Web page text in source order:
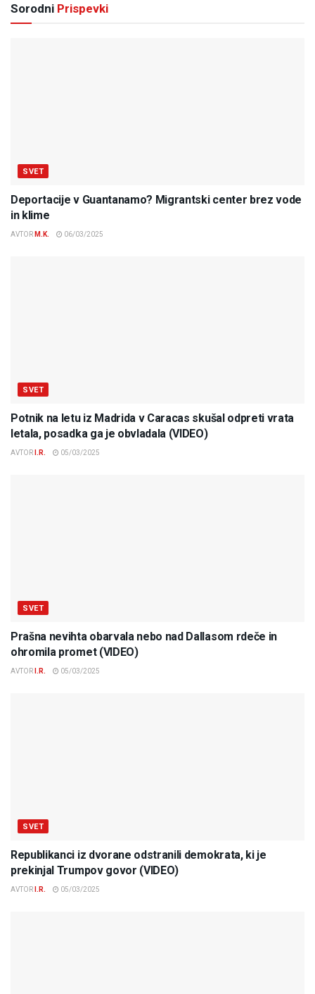
Sorodni Prispevki
SVET
Deportacije v Guantanamo? Migrantski center brez vode
in klime
AVTOR M.K. 06/03/2025
SVET
Potnik na letu iz Madrida v Caracas skušal odpreti vrata
letala, posadka ga je obvladala (VIDEO)
AVTOR I.R. 05/03/2025
SVET
Prašna nevihta obarvala nebo nad Dallasom rdeče in
ohromila promet (VIDEO)
AVTOR I.R. 05/03/2025
SVET
Republikanci iz dvorane odstranili demokrata, ki je
prekinjal Trumpov govor (VIDEO)
AVTOR I.R. 05/03/2025